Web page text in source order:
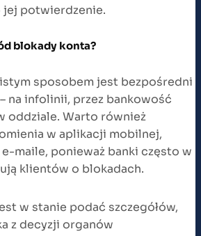
potwierdzenie.
blokady konta?
sposobem jest bezpośredni
na infolinii, przez bankowość
oddziale. Warto również
w aplikacji mobilnej,
maile, ponieważ banki często w
klientów o blokadach.
w stanie podać szczegółów,
z decyzji organów